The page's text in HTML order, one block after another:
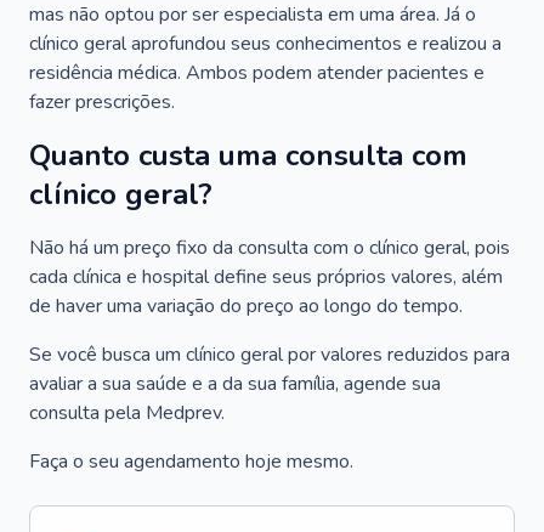
mas não optou por ser especialista em uma área. Já o
clínico geral aprofundou seus conhecimentos e realizou a
residência médica. Ambos podem atender pacientes e
fazer prescrições.
Quanto custa uma consulta com
clínico geral?
Não há um preço fixo da consulta com o clínico geral, pois
cada clínica e hospital define seus próprios valores, além
de haver uma variação do preço ao longo do tempo.
Se você busca um clínico geral por valores reduzidos para
avaliar a sua saúde e a da sua família, agende sua
consulta pela Medprev.
Faça o seu agendamento hoje mesmo.